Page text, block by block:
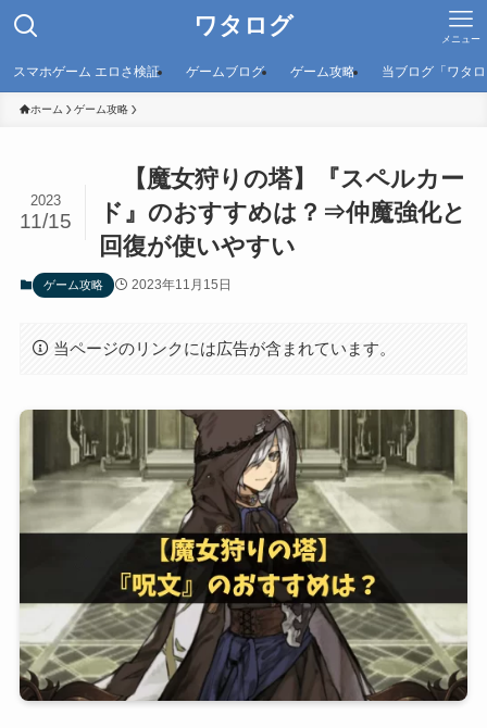
ワタログ メニュー
スマホゲーム エロさ検証 ゲームブログ ゲーム攻略 当ブログ「ワタ
ホーム ゲーム攻略
【魔女狩りの塔】『スペルカー
ド』のおすすめは？⇒仲魔強化と
回復が使いやすい
2023
11/15
ゲーム攻略 2023年11月15日
当ページのリンクには広告が含まれています。